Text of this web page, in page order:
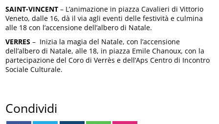
SAINT-VINCENT – L’animazione in piazza Cavalieri di Vittorio
Veneto, dalle 16, dà il via agli eventi delle festività e culmina
alle 18 con l’accensione dell’albero di Natale.
VERRES – Inizia la magia del Natale, con l’accensione
dell’albero di Natale, alle 18, in piazza Emile Chanoux, con la
partecipazione del Coro di Verrès e dell’Aps Centro di Incontro
Sociale Culturale.
Condividi